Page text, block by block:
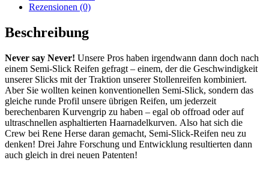
Rezensionen (0)
Beschreibung
Never say Never! Unsere Pros haben irgendwann dann doch nach
einem Semi-Slick Reifen gefragt – einem, der die Geschwindigkeit
unserer Slicks mit der Traktion unserer Stollenreifen kombiniert.
Aber Sie wollten keinen konventionellen Semi-Slick, sondern das
gleiche runde Profil unsere übrigen Reifen, um jederzeit
berechenbaren Kurvengrip zu haben – egal ob offroad oder auf
ultraschnellen asphaltierten Haarnadelkurven. Also hat sich die
Crew bei Rene Herse daran gemacht, Semi-Slick-Reifen neu zu
denken! Drei Jahre Forschung und Entwicklung resultierten dann
auch gleich in drei neuen Patenten!